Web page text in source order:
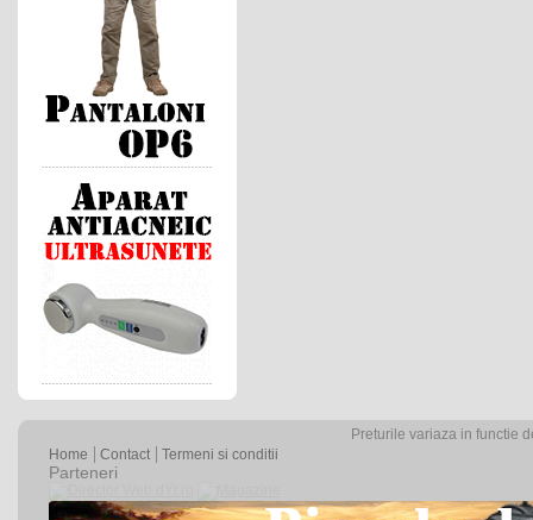
Preturile variaza in functie
Home
Contact Termeni si conditii
Parteneri